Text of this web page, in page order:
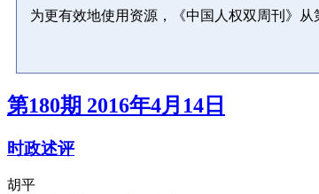
为更有效地使用资源，《中国人权双周刊》从
第180期 2016年4月14日
时政述评
胡平